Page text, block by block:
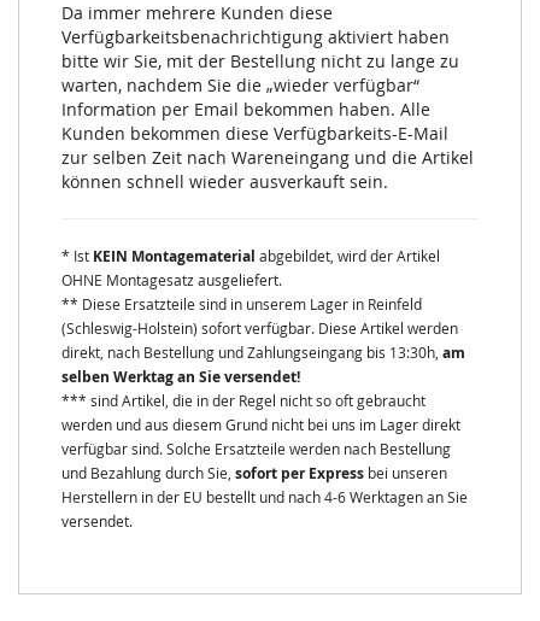
Da immer mehrere Kunden diese
Verfügbarkeitsbenachrichtigung aktiviert haben
bitte wir Sie, mit der Bestellung nicht zu lange zu
warten, nachdem Sie die „wieder verfügbar“
Information per Email bekommen haben. Alle
Kunden bekommen diese Verfügbarkeits-E-Mail
zur selben Zeit nach Wareneingang und die Artikel
können schnell wieder ausverkauft sein.
* Ist KEIN Montagematerial abgebildet, wird der Artikel
OHNE Montagesatz ausgeliefert.
** Diese Ersatzteile sind in unserem Lager in Reinfeld
(Schleswig-Holstein) sofort verfügbar. Diese Artikel werden
direkt, nach Bestellung und Zahlungseingang bis 13:30h, am
selben Werktag an Sie versendet!
*** sind Artikel, die in der Regel nicht so oft gebraucht
werden und aus diesem Grund nicht bei uns im Lager direkt
verfügbar sind. Solche Ersatzteile werden nach Bestellung
und Bezahlung durch Sie, sofort per Express bei unseren
Herstellern in der EU bestellt und nach 4-6 Werktagen an Sie
versendet.